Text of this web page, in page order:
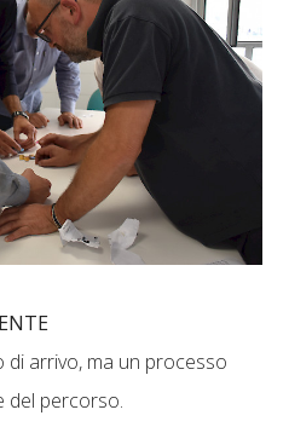
arrivo, ma un processo
del percorso.